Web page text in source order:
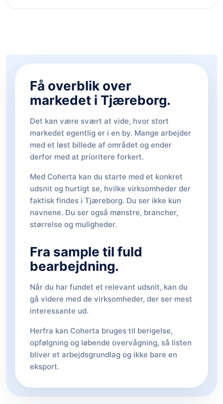
Få overblik over
markedet i Tjæreborg.
Det kan være svært at vide, hvor stort
markedet egentlig er i en by. Mange arbejder
med et løst billede af området og ender
derfor med at prioritere forkert.
Med Coherta kan du starte med et konkret
udsnit og hurtigt se, hvilke virksomheder der
faktisk findes i Tjæreborg. Du ser ikke kun
navnene. Du ser også mønstre, brancher,
størrelse og muligheder.
Fra sample til fuld
bearbejdning.
Når du har fundet et relevant udsnit, kan du
gå videre med de virksomheder, der ser mest
interessante ud.
Herfra kan Coherta bruges til berigelse,
opfølgning og løbende overvågning, så listen
bliver et arbejdsgrundlag og ikke bare en
eksport.